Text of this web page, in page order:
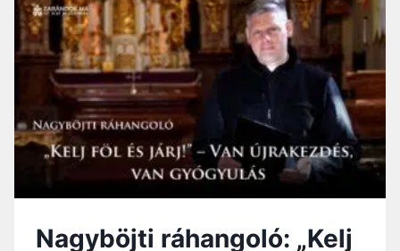
KÖZÖSSÉGÉBE
Nagyböjti ráhangoló: „Kelj